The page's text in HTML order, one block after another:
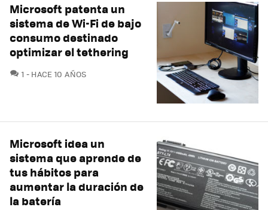
Microsoft patenta un
sistema de Wi-Fi de bajo
consumo destinado
optimizar el tethering
1 COMENTARIOS
HACE 10 AÑOS
Microsoft idea un
sistema que aprende de
tus hábitos para
aumentar la duración de
la batería